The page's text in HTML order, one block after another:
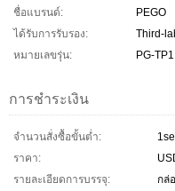
ชื่อแบรนด์:
PEGO
ได้รับการรับรอง:
Third-
หมายเลขรุ่น:
PG-TP1
การชำระเงิน
จำนวนสั่งซื้อขั้นต่ำ:
ราคา:
รายละเอียดการบรรจุ:
กล่